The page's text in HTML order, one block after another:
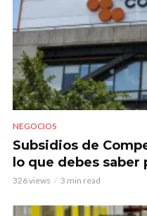
NEGOCIOS
Subsidios de
lo que debes
326 views 3 min read